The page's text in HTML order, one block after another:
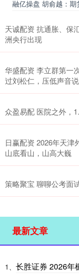
融亿操盘 胡俞越：期
天诚配资 抗通胀、保
洲央行出现
华盛配资 李立群第一
过刘松仁，压低声音说
众盈易配 医院之外，
日赢配资 2026年天津
山底看山，山高大巍
策略聚宝 聊聊公考面
最新文章
1、 长胜证券 2026年